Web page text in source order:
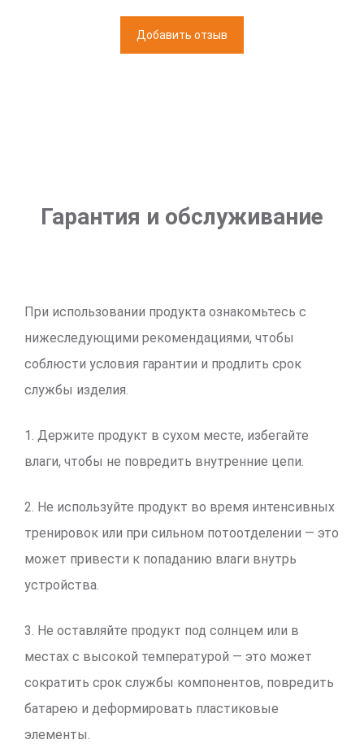
Добавить отзыв
Гарантия и обслуживание
При использовании продукта ознакомьтесь с
нижеследующими рекомендациями, чтобы
соблюсти условия гарантии и продлить срок
службы изделия.
1. Держите продукт в сухом месте, избегайте
влаги, чтобы не повредить внутренние цепи.
2. Не используйте продукт во время интенсивных
тренировок или при сильном потоотделении — это
может привести к попаданию влаги внутрь
устройства.
3. Не оставляйте продукт под солнцем или в
местах с высокой температурой — это может
сократить срок службы компонентов, повредить
батарею и деформировать пластиковые
элементы.